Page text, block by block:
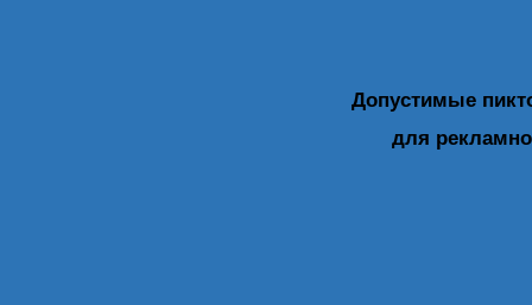
Допустимые
для